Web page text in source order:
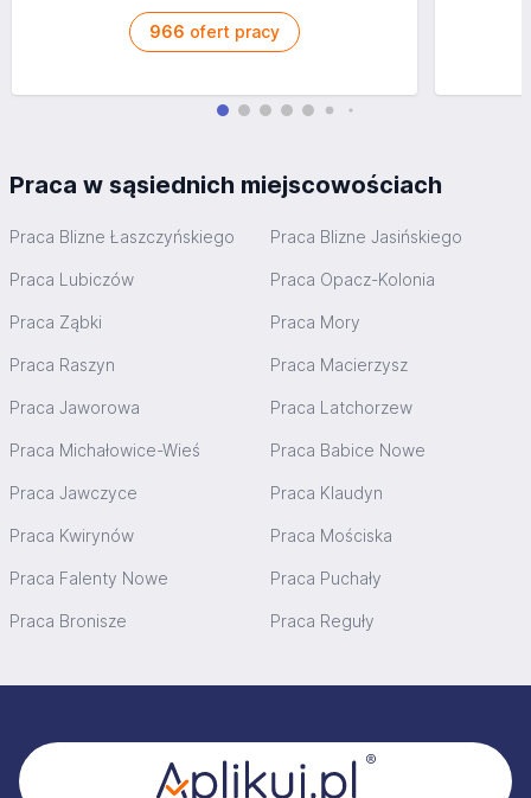
966 ofert pracy
Praca w sąsiednich miejscowościach
Praca Blizne Łaszczyńskiego Praca Blizne Jasińskiego
Praca Lubiczów Praca Opacz-Kolonia
Praca Ząbki Praca Mory
Praca Raszyn Praca Macierzysz
Praca Jaworowa Praca Latchorzew
Praca Michałowice-Wieś Praca Babice Nowe
Praca Jawczyce Praca Klaudyn
Praca Kwirynów Praca Mościska
Praca Falenty Nowe Praca Puchały
Praca Bronisze Praca Reguły